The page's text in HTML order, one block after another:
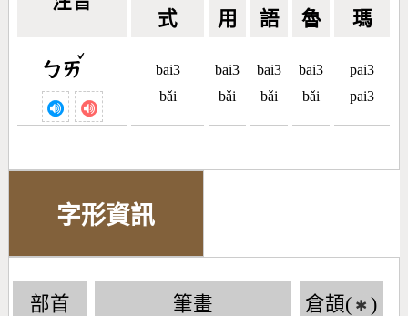
式 用 語 魯 瑪
ㄅㄞ
ˇ
bai3
bǎi
bai3
bǎi
bai3
bǎi
bai3
bǎi
pai3
pai3
字形資訊
部首 筆畫 倉頡( ✱ )